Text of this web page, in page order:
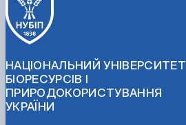
НАЦІОНАЛЬНИЙ УНІВЕРСИТЕТ
БІОРЕСУРСІВ І
ПРИРОДОКОРИСТУВАННЯ
УКРАЇНИ